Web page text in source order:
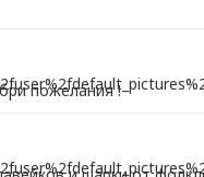
пожелания !